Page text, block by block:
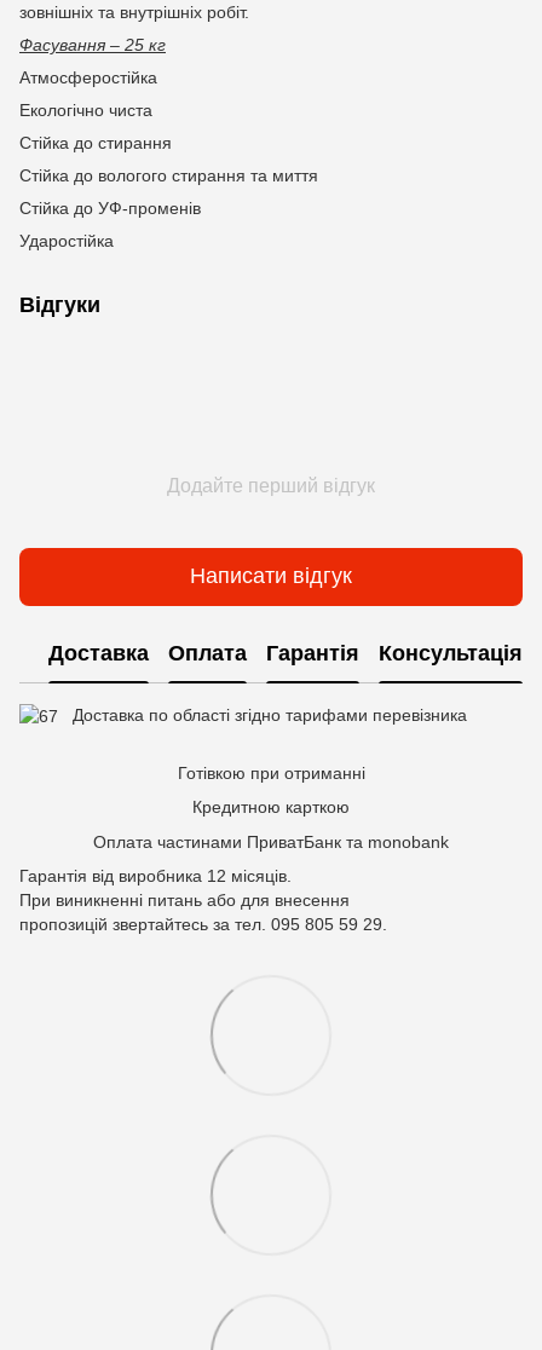
зовнішніх та внутрішніх робіт.
Фасування – 25 кг
Атмосферостійка
Екологічно чиста
Стійка до стирання
Стійка до вологого стирання та миття
Стійка до УФ-променів
Ударостійка
Відгуки
Додайте перший відгук
Написати відгук
Доставка Оплата Гарантія Консультація
Доставка по області згідно тарифами перевізника
Готівкою при отриманні
Кредитною карткою
Оплата частинами ПриватБанк та monobank
Гарантія від виробника 12 місяців.
При виникненні питань або для внесення
пропозицій звертайтесь за тел. 095 805 59 29.